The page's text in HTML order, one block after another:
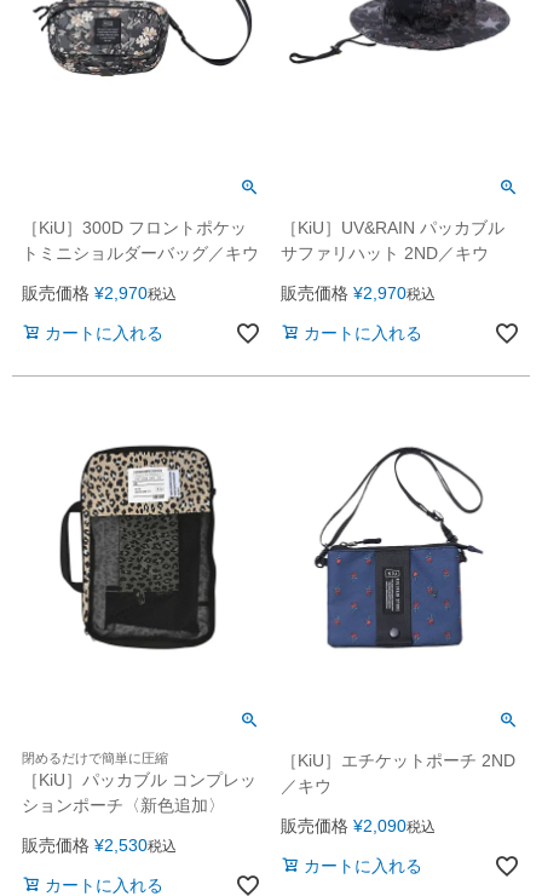
［KiU］300D フロントポケッ
トミニショルダーバッグ／キウ
販売価格 ¥2,970税込
カートに入れる
［KiU］UV&RAIN パッカブル
サファリハット 2ND／キウ
販売価格 ¥2,970税込
カートに入れる
閉めるだけで簡単に圧縮
［KiU］パッカブル コンプレッ
ションポーチ〈新色追加〉
販売価格 ¥2,530税込
カートに入れる
［KiU］エチケットポーチ 2ND
／キウ
販売価格 ¥2,090税込
カートに入れる